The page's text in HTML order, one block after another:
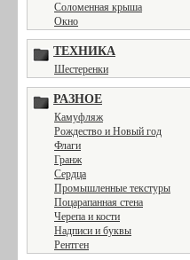
Соломенная крыша
Окно
ТЕХНИКА
Шестеренки
РАЗНОЕ
Камуфляж
Рождество и Новый год
Флаги
Гранж
Сердца
Промышленные текстуры
Поцарапанная стена
Черепа и кости
Надписи и буквы
Рентген